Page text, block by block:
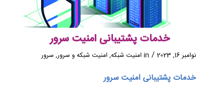
خدمات پشتیبانی امنیت سرور
نوامبر 16, 2023 /
in امنیت شبکه, امنیت شبکه و سرور, سرور
خدمات پشتیبانی امنیت سرور